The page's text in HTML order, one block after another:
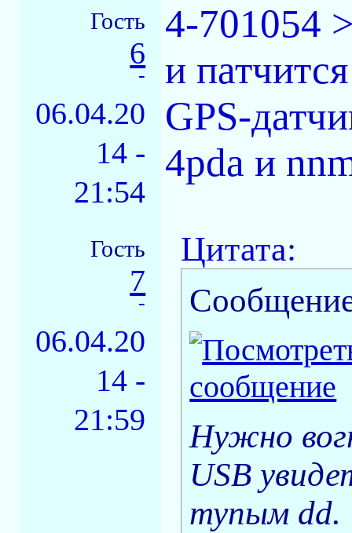
Гость
6
-
06.04.20
14 -
21:54
4-701054
и
GPS-
4pda и
Гость
7
-
06.04.20
14 -
21:59
Цитата:
Нужно
USB
тупым dd.